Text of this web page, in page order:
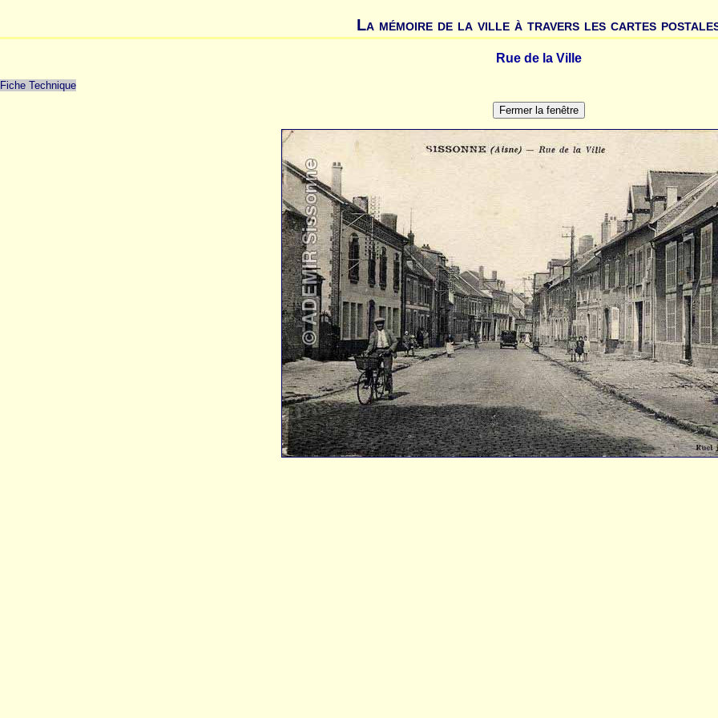
La mémoire de la ville à travers les cartes
Rue de la Ville
Fiche Technique